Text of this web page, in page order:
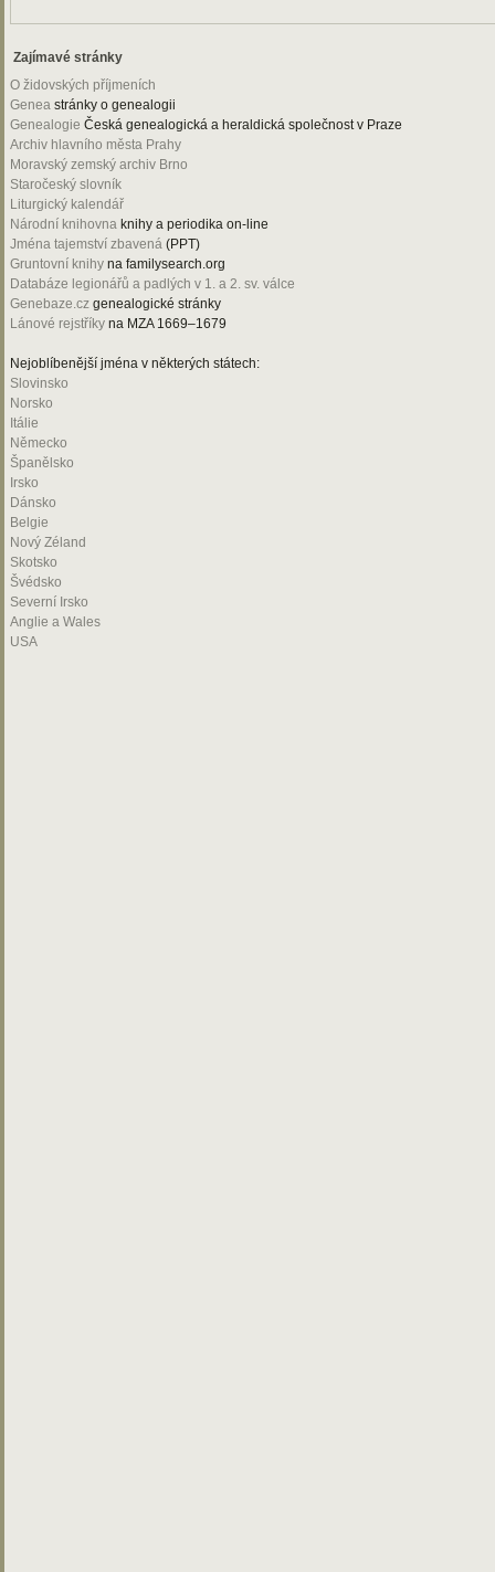
Zajímavé stránky
O židovských příjmeních
Genea stránky o genealogii
Genealogie Česká genealogická a heraldická společnost v Praze
Archiv hlavního města Prahy
Moravský zemský archiv Brno
Staročeský slovník
Liturgický kalendář
Národní knihovna knihy a periodika on-line
Jména tajemství zbavená (PPT)
Gruntovní knihy na familysearch.org
Databáze legionářů a padlých v 1. a 2. sv. válce
Genebaze.cz genealogické stránky
Lánové rejstříky na MZA 1669–1679
Nejoblíbenější jména v některých státech:
Slovinsko
Norsko
Itálie
Německo
Španělsko
Irsko
Dánsko
Belgie
Nový Zéland
Skotsko
Švédsko
Severní Irsko
Anglie a Wales
USA